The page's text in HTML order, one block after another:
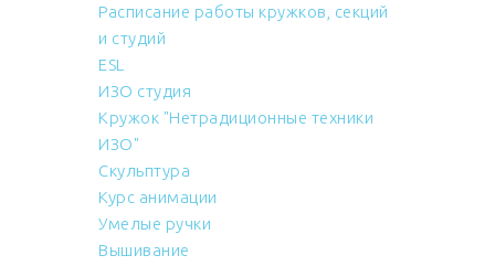
Расписание работы кружков, секций
и студий
ESL
ИЗО студия
Кружок "Нетрадиционные техники
ИЗО"
Скульптура
Курс анимации
Умелые ручки
Вышивание